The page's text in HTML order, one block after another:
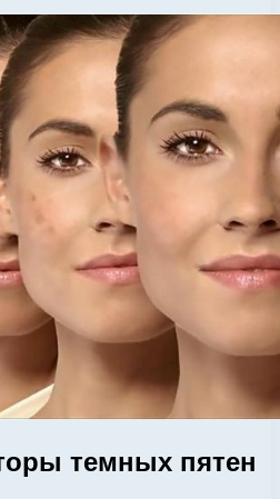
темных пятен